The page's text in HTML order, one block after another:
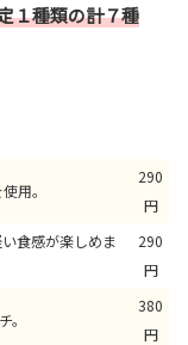
１種類の計７種
用。
290
円
食感が楽しめま
290
円
。
380
円